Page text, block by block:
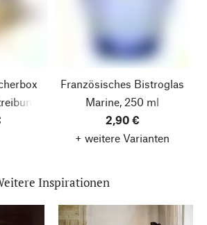
Französisches Bistroglas
Marine, 250 ml
2,90 €
+ weitere Varianten
Inspirationen